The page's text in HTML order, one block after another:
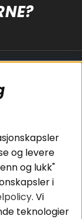
Garanti /
og levere
og lukk"
i
. Vi
teknologier